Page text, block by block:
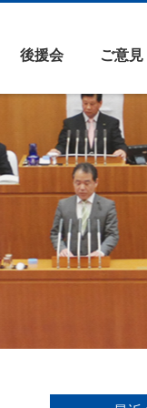
後援会 ご意